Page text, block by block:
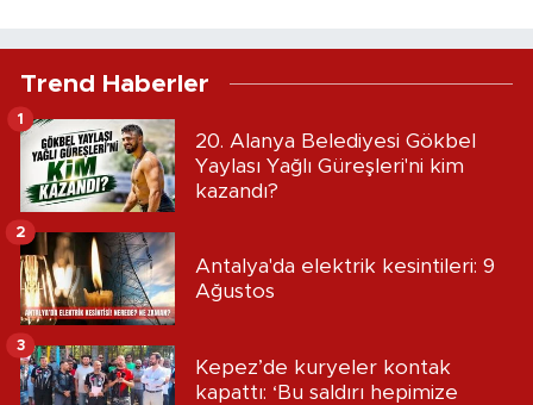
Trend Haberler
20. Alanya Belediyesi Gökbel
Yaylası Yağlı Güreşleri'ni kim
kazandı?
1
Antalya'da elektrik kesintileri: 9
Ağustos
2
Kepez’de kuryeler kontak
kapattı: ‘Bu saldırı hepimize
3